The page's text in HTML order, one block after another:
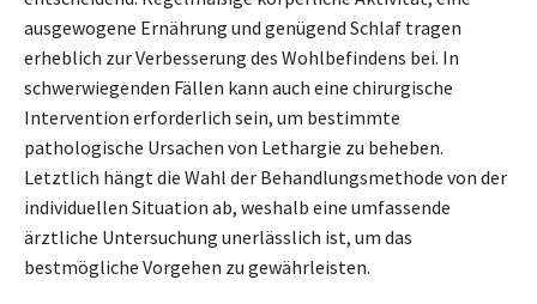
ausgewogene Ernährung und genügend Schlaf tragen
erheblich zur Verbesserung des Wohlbefindens bei. In
schwerwiegenden Fällen kann auch eine chirurgische
Intervention erforderlich sein, um bestimmte
pathologische Ursachen von Lethargie zu beheben.
Letztlich hängt die Wahl der Behandlungsmethode von der
individuellen Situation ab, weshalb eine umfassende
ärztliche Untersuchung unerlässlich ist, um das
bestmögliche Vorgehen zu gewährleisten.